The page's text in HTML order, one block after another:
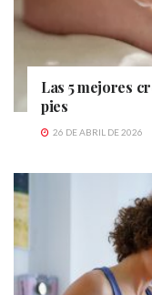
Las 5 mejores
pies
26 DE ABRIL DE 2026